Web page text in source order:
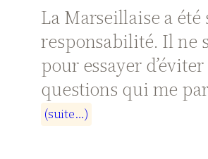
La Marseillaise a
responsabilité. Il ne
pour essayer
questions qui me
(suite…)